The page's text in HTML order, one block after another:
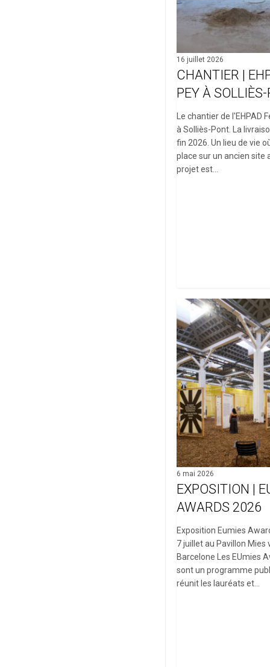
16 juillet 2026
CHANTIER |
PEY À
Le chantier de l'EHPAD
à Solliès-Pont. La
fin 2026. Un lieu de vie
place sur un ancien site
projet est…
EXPOSITION
|
EUmies
Awards
2026
6 mai 2026
EXPOSITION |
AWARDS 2026
Exposition Eumies
7 juillet au Pavillon Mies
Barcelone Les EUmies
sont un programme
réunit les lauréats et…